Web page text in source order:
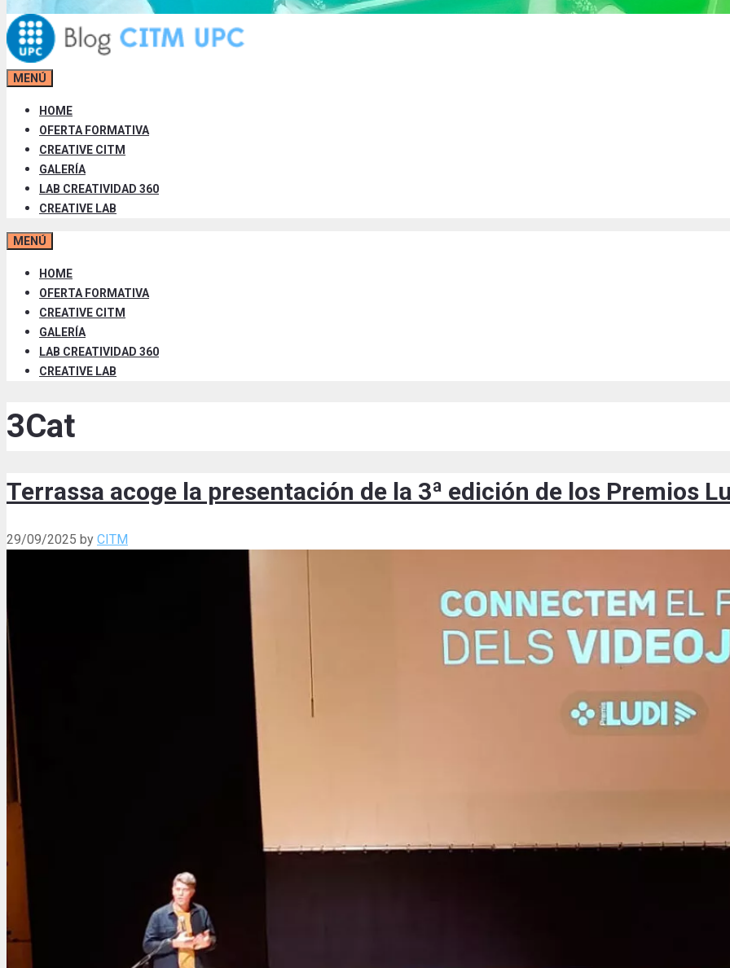
MENÚ
HOME
OFERTA FORMATIVA
CREATIVE CITM
GALERÍA
LAB CREATIVIDAD 360
CREATIVE LAB
MENÚ
HOME
OFERTA FORMATIVA
CREATIVE CITM
GALERÍA
LAB CREATIVIDAD 360
CREATIVE LAB
3Cat
Terrassa acoge la presentación de la 3ª edición de los Premios
29/09/2025 by CITM